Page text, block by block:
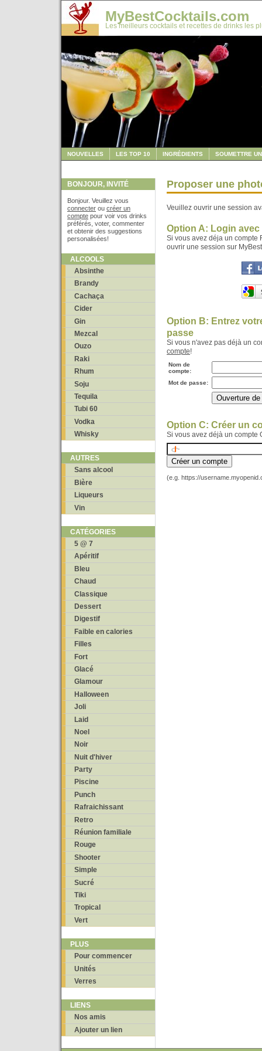
MyBestCocktails.com
Les meilleurs cocktails et recettes de drinks les
NOUVELLES LES TOP 10 INGRÉDIENTS SOUMETTRE
BONJOUR, INVITÉ
Bonjour. Veuillez vous
connecter ou créer un
compte pour voir vos drinks
préférés, voter, commenter
et obtenir des suggestions
personalisées!
ALCOOLS
Absinthe
Brandy
Cachaça
Cider
Gin
Mezcal
Ouzo
Raki
Rhum
Soju
Tequila
Tubi 60
Vodka
Whisky
AUTRES
Sans alcool
Bière
Liqueurs
Vin
CATÉGORIES
5 @ 7
Apéritif
Bleu
Chaud
Classique
Dessert
Digestif
Faible en calories
Filles
Fort
Glacé
Glamour
Halloween
Joli
Laid
Noel
Noir
Nuit d'hiver
Party
Piscine
Punch
Rafraichissant
Retro
Réunion familiale
Rouge
Shooter
Simple
Sucré
Tiki
Tropical
Vert
PLUS
Pour commencer
Unités
Verres
LIENS
Nos amis
Ajouter un lien
Proposer une
Veuillez ouvrir une session
Option A: Login
Si vous avez déja un compte
ouvrir une session sur
Option B: Entrez
passe
Si vous n'avez pas déjà un
compte!
Nom de
compte:
Mot de passe:
Option C: Créer un
Si vous avez déjà un compte
(e.g. https://